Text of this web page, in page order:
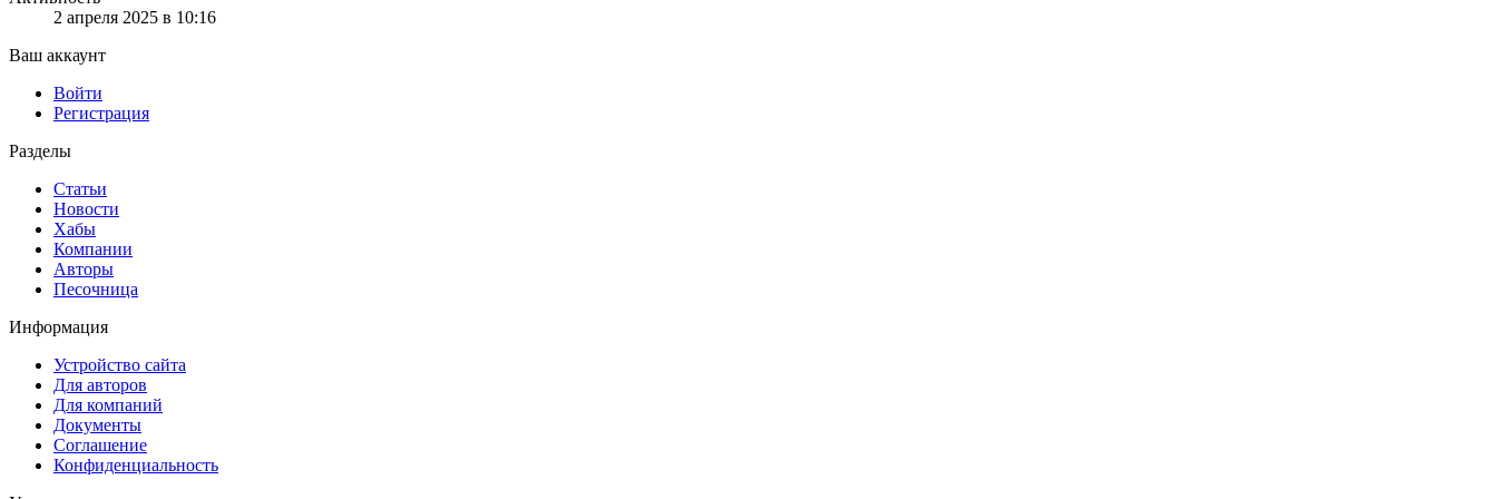
2 апреля 2025 в 10:16
Ваш аккаунт
Войти
Регистрация
Разделы
Статьи
Новости
Хабы
Компании
Авторы
Песочница
Информация
Устройство сайта
Для авторов
Для компаний
Документы
Соглашение
Конфиденциальность